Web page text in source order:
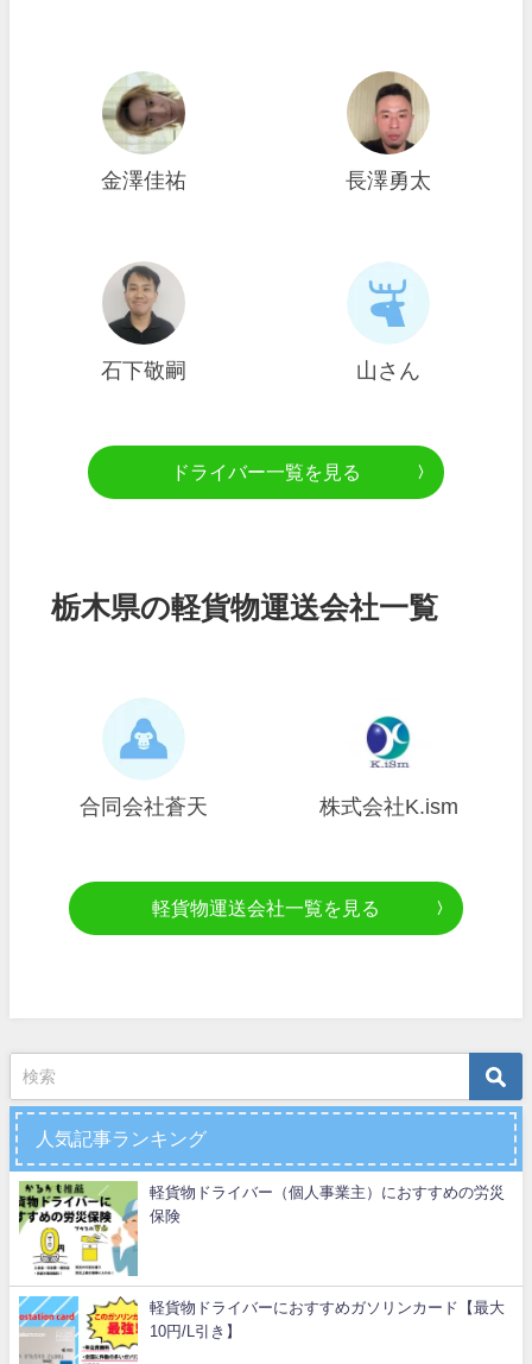
金澤佳祐 長澤勇太
石下敬嗣 山さん
ドライバー一覧を見る
栃木県の軽貨物運送会社一覧
合同会社蒼天 株式会社K.ism
軽貨物運送会社一覧を見る
人気記事ランキング
軽貨物ドライバー（個人事業主）におすすめの労災
保険
軽貨物ドライバーにおすすめガソリンカード【最大
10円/L引き】